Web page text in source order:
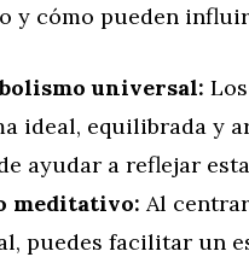
y cómo pueden
universal:
ideal, equilibrada y
ayudar a reflejar
meditativo: Al
puedes facilitar un